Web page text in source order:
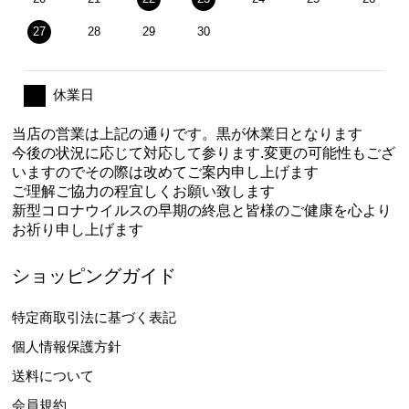
27 28 29 30
休業日
当店の営業は上記の通りです。黒が休業日となります
今後の状況に応じて対応して参ります.変更の可能性もござ
いますのでその際は改めてご案内申し上げます
ご理解ご協力の程宜しくお願い致します
新型コロナウイルスの早期の終息と皆様のご健康を心より
お祈り申し上げます
ショッピングガイド
特定商取引法に基づく表記
個人情報保護方針
送料について
会員規約